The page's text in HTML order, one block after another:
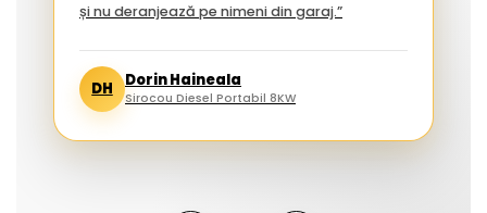
și nu deranjează pe nimeni din garaj.”
DH Dorin Haineala
Sirocou Diesel Portabil 8KW